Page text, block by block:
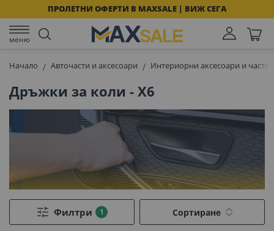
ПРОЛЕТНИ ОФЕРТИ В MAXSALE | ВИЖ СЕГА
меню
Начало Авточасти и аксесоари Интериорни аксесоари и части
Дръжки за коли - X6
Филтри Сортиране